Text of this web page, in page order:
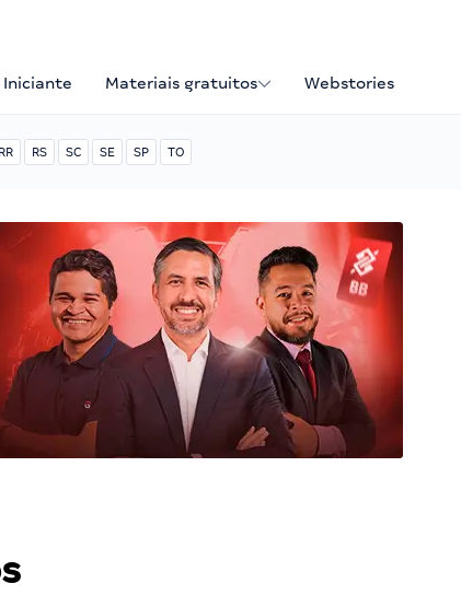
Iniciante Materiais gratuitos Webstories
RR RS SC SE SP TO